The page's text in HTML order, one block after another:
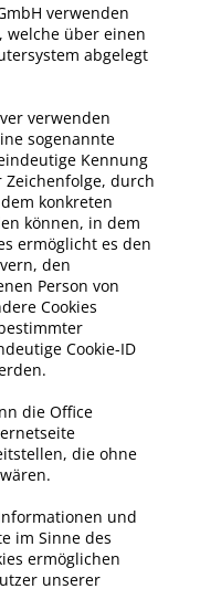
verwenden
welche über einen
abgelegt
verwenden
sogenannte
Kennung
Zeichenfolge, durch
konkreten
können, in dem
ermöglicht es den
den
Person von
Cookies
Cookie-ID
die Office
die ohne
und
im Sinne des
ermöglichen
unserer